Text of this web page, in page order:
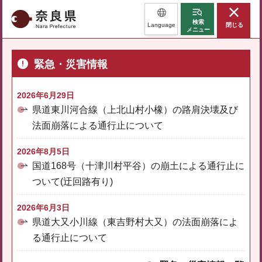
奈良県 Language
検索
メニュー
閉じる
緊急・災害情報
2026年6月29日
県道東川河合線（上北山村小橡）の路肩決壊及び
法面崩落による通行止について
2026年8月5日
国道168号（十津川村平谷）の崩土による通行止に
ついて(迂回路有り)
2026年6月3日
県道大又小川線（東吉野村大又）の法面崩落によ
る通行止について